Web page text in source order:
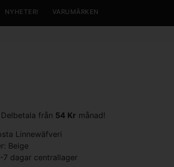
NYHETER! VARUMÄRKEN
Delbetala från 54 Kr månad!
Linnewäfveri
Beige
7 dagar centrallager